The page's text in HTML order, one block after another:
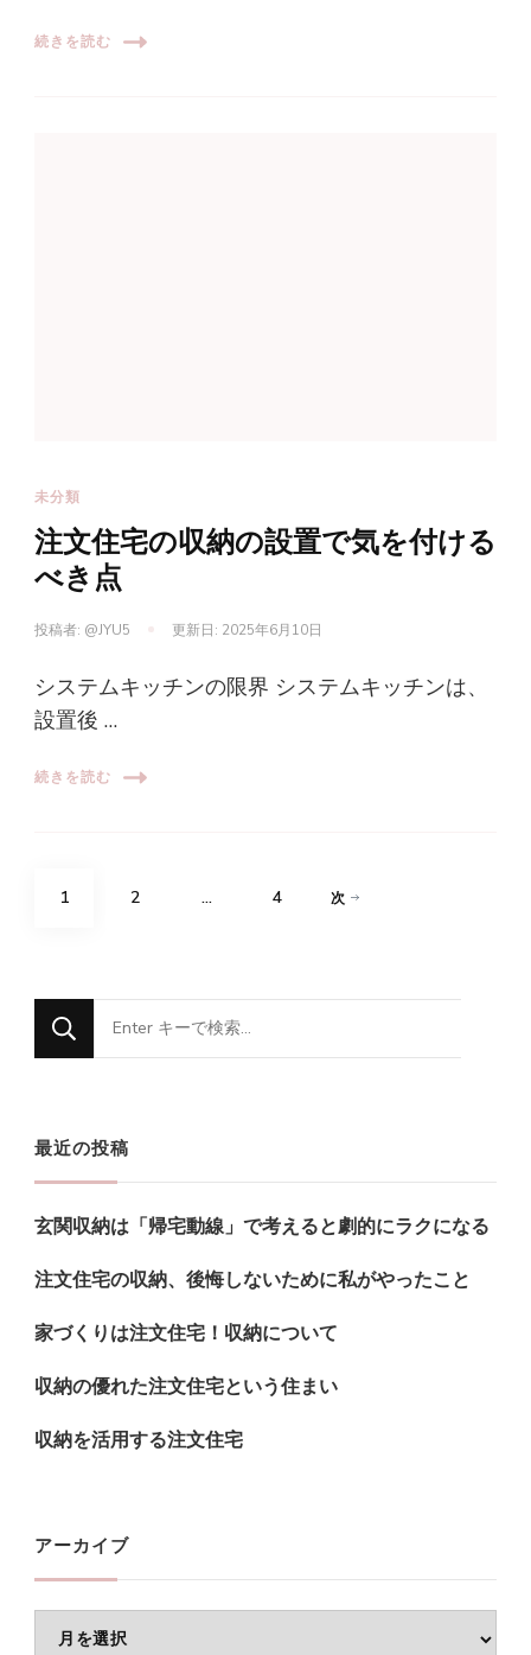
続きを読む
未分類
注文住宅の収納の設置で気を付ける
べき点
投稿者: @JYU5 更新日: 2025年6月10日
システムキッチンの限界 システムキッチンは、
設置後 …
続きを読む
投
ペ
ー
送
り
固
ペ
1 固
2 … 固
4 次
に
探
で
す
?
最近の投稿
玄関収納は「帰宅動線」で考えると劇的にラクになる
注文住宅の収納、後悔しないために私がやったこと
家づくりは注文住宅！収納について
収納の優れた注文住宅という住まい
収納を活用する注文住宅
アーカイブ